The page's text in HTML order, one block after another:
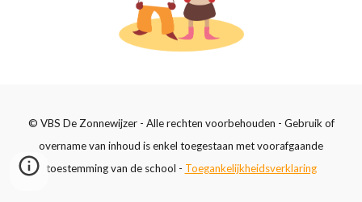
© VBS De Zonnewijzer - Alle rechten voorbehouden - Gebruik of
overname van inhoud is enkel toegestaan met voorafgaande
toestemming van de school - Toegankelijkheidsverklaring